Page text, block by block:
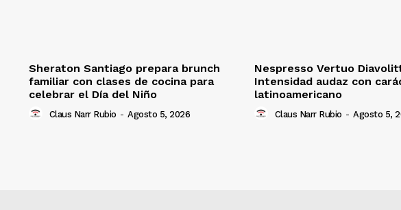
Sheraton Santiago prepara brunch
familiar con clases de cocina para
celebrar el Día del Niño
Claus Narr Rubio - Agosto 5, 2026
Nespresso Vertuo
Intensidad audaz con
latinoamericano
Claus Narr Rubio - Agosto 5,